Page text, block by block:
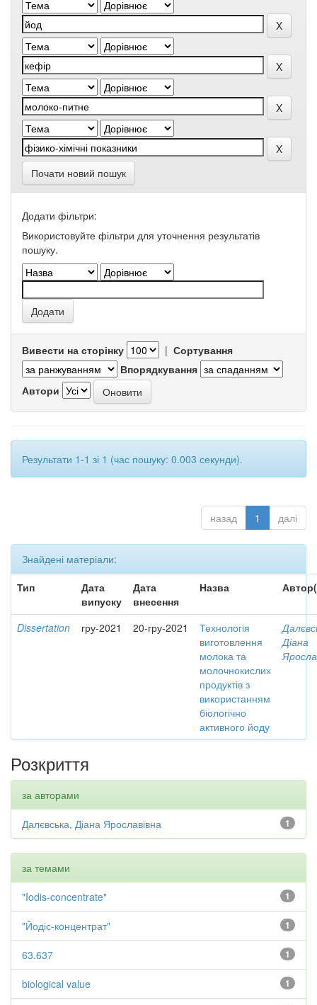
Почати новий пошук
Додати фільтри:
Використовуйте фільтри для уточнення результатів
пошуку.
Вивести на сторінку | Сортування
Впорядкування
Автори
Результати 1-1 зі 1 (час пошуку: 0.003 секунди).
назад 1 далі
Знайдені матеріали:
Тип
Дата
випуску
Дата
внесення
Назва
Dissertation гру-2021 20-гру-2021
Технологія
виготовлення
молока та
молочнокислих
продуктів з
використанням
біологічно
активного йоду
Діана
Розкриття
за авторами
1
Далєвська, Діана Ярославівна
за темами
1
"Iodis-concentrate"
1
"Йодіс-концентрат"
1
63.637
1
biological value